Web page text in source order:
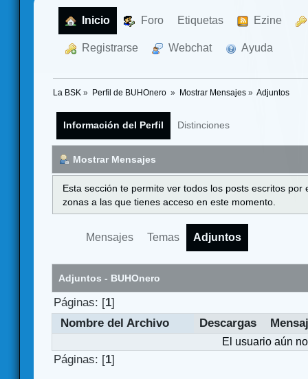
Inicio Foro Etiquetas Ezine
Registrarse Webchat Ayuda
La BSK » Perfil de BUHOnero » Mostrar Mensajes» Adjuntos
Información del Perfil Distinciones
Mostrar Mensajes
Esta sección te permite ver todos los posts escritos
zonas a las que tienes acceso en este momento.
Mensajes Temas Adjuntos
Adjuntos - BUHOnero
Páginas: [1]
Nombre del Archivo
Descargas
El usuario aún
Páginas: [1]